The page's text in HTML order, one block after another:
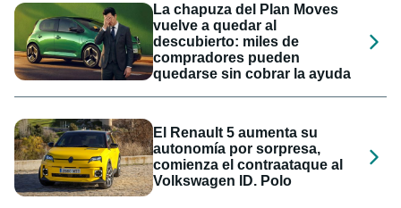
La chapuza del Plan Moves
vuelve a quedar al
descubierto: miles de
compradores pueden
quedarse sin cobrar la ayuda
El Renault 5 aumenta su
autonomía por sorpresa,
comienza el contraataque al
Volkswagen ID. Polo